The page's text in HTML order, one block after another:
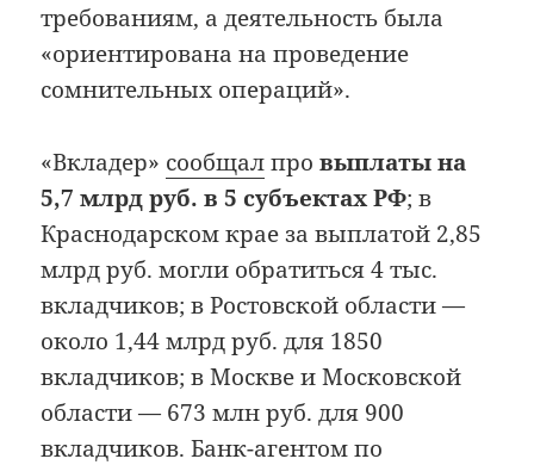
требованиям, а деятельность была
«ориентирована на проведение
сомнительных операций».
«Вкладер» сообщалпровыплаты на
5,7 млрд руб. в 5 субъектах РФ; в
Краснодарском крае за выплатой 2,85
млрд руб. могли обратиться 4 тыс.
вкладчиков; в Ростовской области —
около 1,44 млрд руб. для 1850
вкладчиков; в Москве и Московской
области — 673 млн руб. для 900
вкладчиков. Банк-агентом по